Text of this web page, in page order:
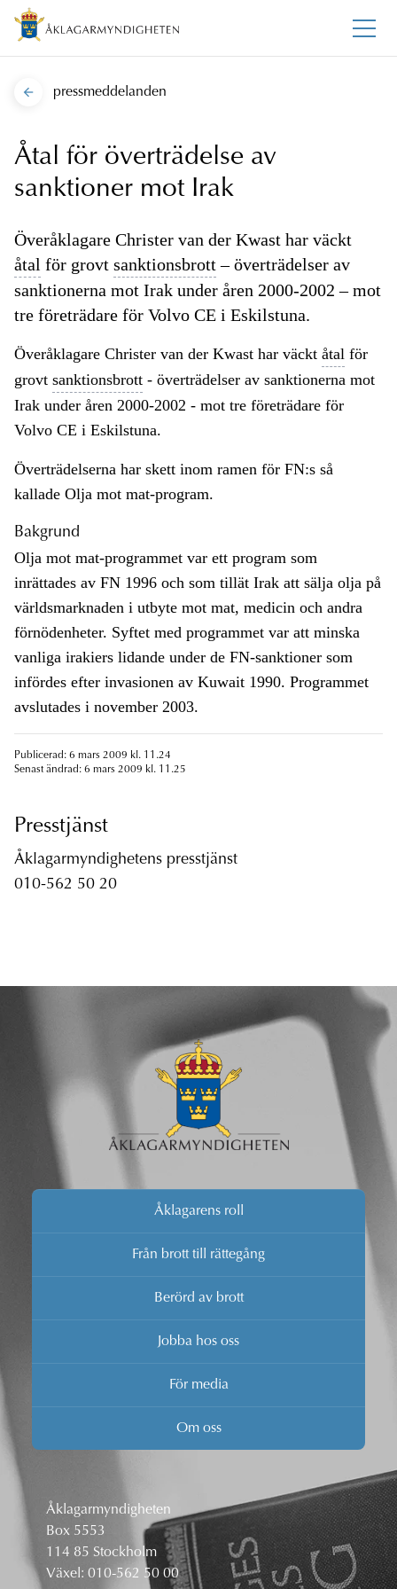
pressmeddelanden
Åtal för överträdelse av
sanktioner mot Irak
Överåklagare Christer van der Kwast har väckt
åtal för grovt sanktionsbrott– överträdelser av
sanktionerna mot Irak under åren 2000-2002 – mot
tre företrädare för Volvo CE i Eskilstuna.
Överåklagare Christer van der Kwast har väckt åtal för
grovt sanktionsbrott - överträdelser av sanktionerna mot
Irak under åren 2000-2002 - mot tre företrädare för
Volvo CE i Eskilstuna.
Överträdelserna har skett inom ramen för FN:s så
kallade Olja mot mat-program.
Bakgrund
Olja mot mat-programmet var ett program som
inrättades av FN 1996 och som tillät Irak att sälja olja på
världsmarknaden i utbyte mot mat, medicin och andra
förnödenheter. Syftet med programmet var att minska
vanliga irakiers lidande under de FN-sanktioner som
infördes efter invasionen av Kuwait 1990. Programmet
avslutades i november 2003.
Publicerad: 6 mars 2009 kl. 11.24
Senast ändrad: 6 mars 2009 kl. 11.25
Presstjänst
Åklagarmyndighetens presstjänst
010-562 50 20
Åklagarens roll
Från brott till rättegång
Berörd av brott
Jobba hos oss
För media
Om oss
Åklagarmyndigheten
Box 5553
114 85 Stockholm
Växel: 010-562 50 00